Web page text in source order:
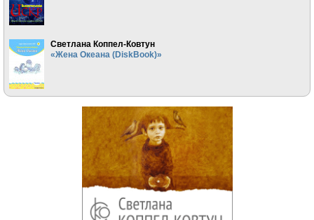
Светлана Коппел-Ковтун
«Жена Океана (DiskBook)»